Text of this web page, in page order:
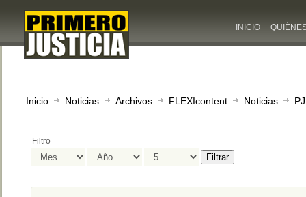
INICIO
Inicio Noticias Archivos FLEXIcontent Noticias
Filtro
Filtrar